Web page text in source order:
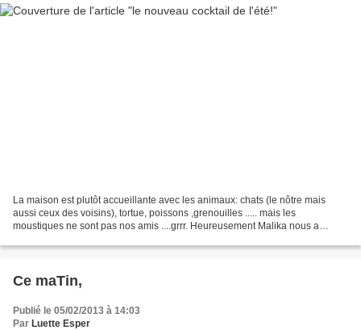
La maison est plutôt accueillante avec les animaux: chats (le nôtre mais
aussi ceux des voisins), tortue, poissons ,grenouilles ..... mais les
moustiques ne sont pas nos amis ....grrr. Heureusement Malika nous a
Ce maTin,
Publié le 05/02/2013 à 14:03
Par Luette Esper